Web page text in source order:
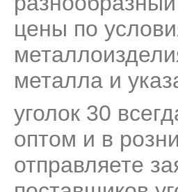
цены по
металла и
уголок 30
оптом и в
отправляете